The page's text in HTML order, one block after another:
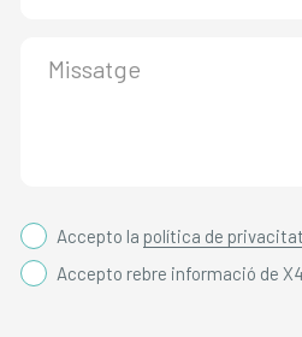
Accepto la política de privacitat
Accepto rebre informació de